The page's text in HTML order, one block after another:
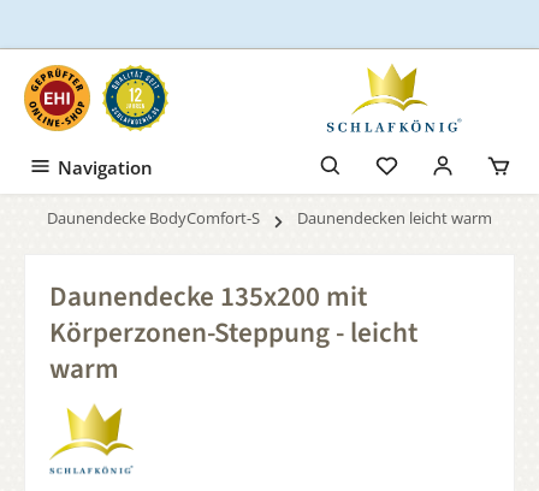
Navigation
Daunendecke BodyComfort-S Daunendecken leicht warm
Daunendecke 135x200 mit
Körperzonen-Steppung - leicht
warm